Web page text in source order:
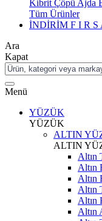
Kibrit Çöpü Ajda
Tüm Ürünler
İNDİRİM F I R S
Ara
Kapat
Menü
YÜZÜK
YÜZÜK
ALTIN
ALTIN
Altın
Altın
Altın
Altın
Altın
Altın